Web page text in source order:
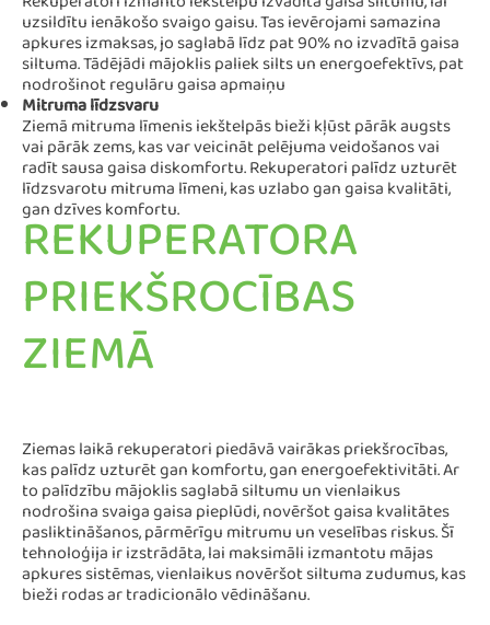
uzsildītu ienākošo svaigo gaisu. Tas ievērojami samazina
apkures izmaksas, jo saglabā līdz pat 90% no izvadītā gaisa
siltuma. Tādējādi mājoklis paliek silts un energoefektīvs, pat
nodrošinot regulāru gaisa apmaiņu​
Mitruma līdzsvaru
Ziemā mitruma līmenis iekštelpās bieži kļūst pārāk augsts
vai pārāk zems, kas var veicināt pelējuma veidošanos vai
radīt sausa gaisa diskomfortu. Rekuperatori palīdz uzturēt
līdzsvarotu mitruma līmeni, kas uzlabo gan gaisa kvalitāti,
gan dzīves komfortu​.
REKUPERATORA
PRIEKŠROCĪBAS
ZIEMĀ
Ziemas laikā rekuperatori piedāvā vairākas priekšrocības,
kas palīdz uzturēt gan komfortu, gan energoefektivitāti. Ar
to palīdzību mājoklis saglabā siltumu un vienlaikus
nodrošina svaiga gaisa pieplūdi, novēršot gaisa kvalitātes
pasliktināšanos, pārmērīgu mitrumu un veselības riskus. Šī
tehnoloģija ir izstrādāta, lai maksimāli izmantotu mājas
apkures sistēmas, vienlaikus novēršot siltuma zudumus, kas
bieži rodas ar tradicionālo vēdināšanu.